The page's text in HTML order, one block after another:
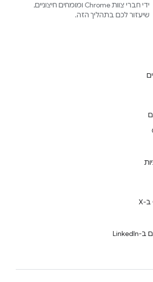
ידי חברי צוות Chrome ומומחים חיצוניים,
שיעזור לכם בתהליך הזה.